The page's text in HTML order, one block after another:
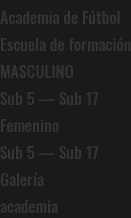
Academia de Fútbol
Escuela de formación
MASCULINO
Sub 5 — Sub 17
Femenino
Sub 5 — Sub 17
Galería
academia